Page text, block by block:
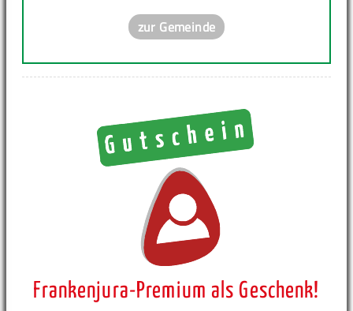
zur Gemeinde
Frankenjura-Premium als Geschenk!